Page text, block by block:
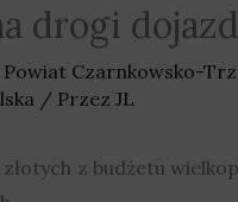
drogi
Powiat Czarnkowsko-
/ Przez JL
z budżetu